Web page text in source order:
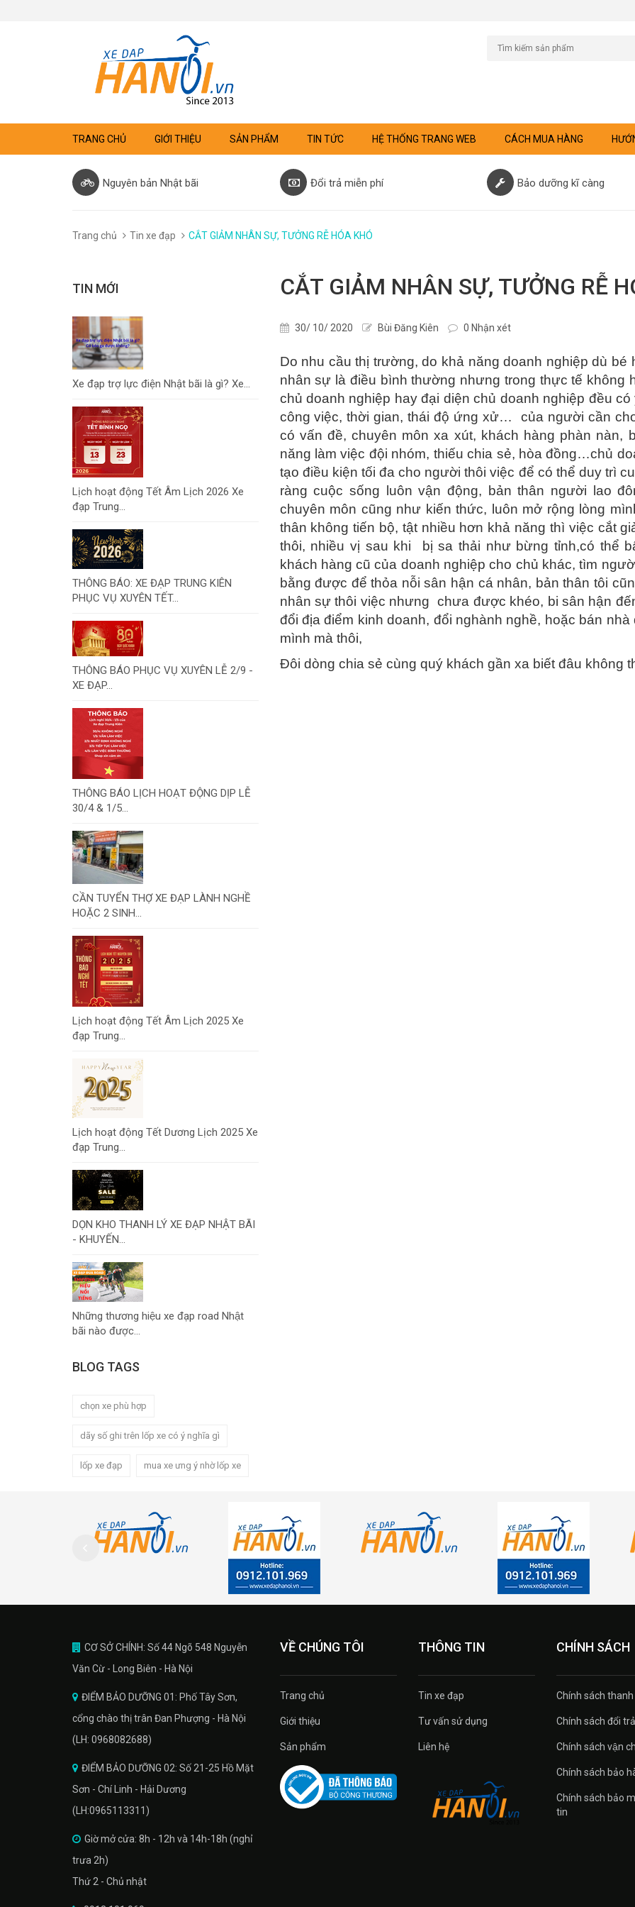
TRANG CHỦ GIỚI THIỆU SẢN PHẨM TIN TỨC HỆ THỐNG TRANG WEB CÁCH MUA HÀNG
Nguyên bản Nhật bãi Đổi trả miễn phí Bảo dưỡng kĩ càng
Trang chủ Tin xe đạp CẮT GIẢM NHÂN SỰ, TƯỞNG RỄ HÓA KHÓ
TIN MỚI
Xe đạp trợ lực điện Nhật bãi là gì? Xe...
Lịch hoạt động Tết Âm Lịch 2026 Xe
đạp Trung...
THÔNG BÁO: XE ĐẠP TRUNG KIÊN
PHỤC VỤ XUYÊN TẾT...
THÔNG BÁO PHỤC VỤ XUYÊN LỄ 2/9 -
XE ĐẠP...
THÔNG BÁO LỊCH HOẠT ĐỘNG DỊP LỄ
30/4 & 1/5...
CẦN TUYỂN THỢ XE ĐẠP LÀNH NGHỀ
HOẶC 2 SINH...
Lịch hoạt động Tết Âm Lịch 2025 Xe
đạp Trung...
Lịch hoạt động Tết Dương Lịch 2025 Xe
đạp Trung...
DỌN KHO THANH LÝ XE ĐẠP NHẬT BÃI
- KHUYẾN...
Những thương hiệu xe đạp road Nhật
bãi nào được...
BLOG TAGS
chọn xe phù hợp
dãy số ghi trên lốp xe có ý nghĩa gì
lốp xe đạp mua xe ưng ý nhờ lốp xe
CẮT GIẢM NHÂN SỰ, TƯỞNG RỄ
30/ 10/ 2020 Bùi Đăng Kiên 0 Nhận xét
Do nhu cầu thị trường, do khả năng doanh nghiệp dù
nhân sự là điều bình thường nhưng trong thực tế không
chủ doanh nghiệp hay đại diện chủ doanh nghiệp đều
công việc, thời gian, thái độ ứng xử… của người cần
có vấn đề, chuyên môn xa xút, khách hàng phàn nàn,
năng làm việc đội nhóm, thiếu chia sẻ, hòa đồng…chủ
tạo điều kiện tối đa cho người thôi việc để có thể duy trì
ràng cuộc sống luôn vận động, bản thân người lao
chuyên môn cũng như kiến thức, luôn mở rộng lòng
thân không tiến bộ, tật nhiều hơn khả năng thì việc cắt
thôi, nhiều vị sau khi bị sa thải như bừng tỉnh,có thể
khách hàng cũ của doanh nghiệp cho chủ khác, tìm
bằng được để thỏa nỗi sân hận cá nhân, bản thân tôi
nhân sự thôi việc nhưng chưa được khéo, bi sân hận
đổi địa điểm kinh doanh, đổi nghành nghề, hoặc bán
mình mà thôi,
Đôi dòng chia sẻ cùng quý khách gần xa biết đâu không
CƠ SỞ CHÍNH: Số 44 Ngõ 548 Nguyễn
Văn Cừ - Long Biên - Hà Nội
ĐIỂM BẢO DƯỠNG 01: Phố Tây Sơn,
cổng chào thị trân Đan Phượng - Hà Nội
(LH: 0968082688)
ĐIỂM BẢO DƯỠNG 02: Số 21-25 Hồ Mặt
Sơn - Chí Linh - Hải Dương
(LH:0965113311)
Giờ mở cửa: 8h - 12h và 14h-18h (nghỉ
trưa 2h)
Thứ 2 - Chủ nhật
VỀ CHÚNG TÔI
Trang chủ
Giới thiệu
Sản phẩm
THÔNG TIN
Tin xe đạp
Tư vấn sử dụng
Liên hệ
CHÍNH SÁCH
Chính sách
Chính sách đổi trả
Chính sách vận
Chính sách bảo
Chính sách bảo
tin